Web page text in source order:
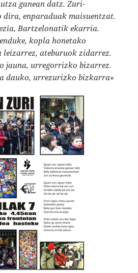
ganean datz. Zuri-
dira, enparaduak maisuentzat.
Bartzelonatik ekarria.
kopla honetako
ateburuok zidarrez.
jauna, urregorrizko bizarrez.
dauko, urrezurizko bizkarra»